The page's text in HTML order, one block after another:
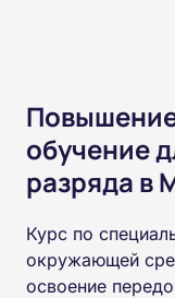
обучение
разряда в
Курс по
окружающей
освоение